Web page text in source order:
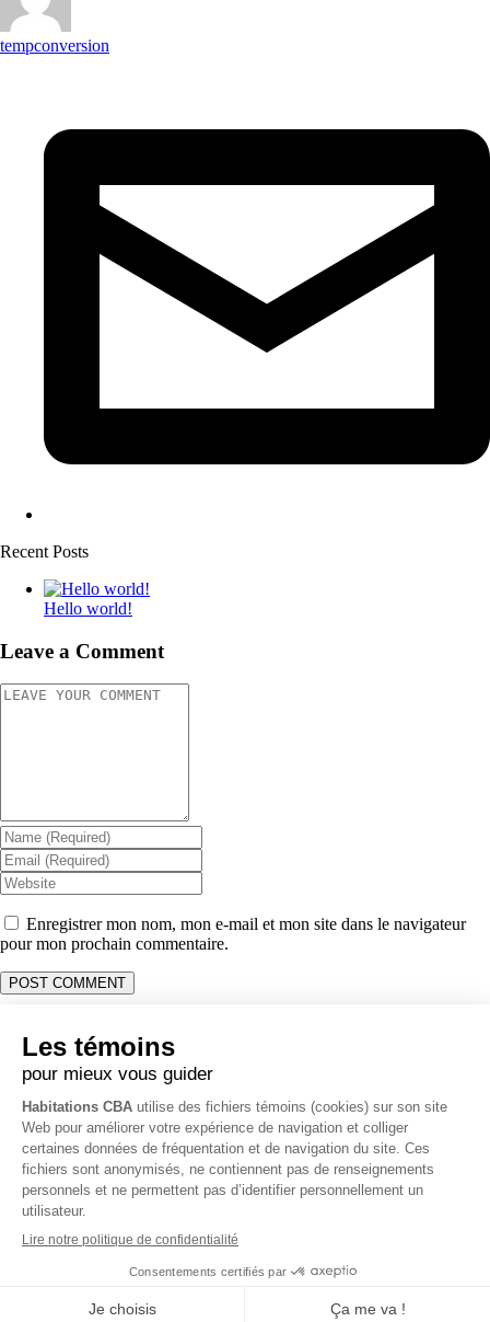
tempconversion
Recent Posts
Hello world!
Leave a Comment
Enregistrer mon nom, mon e-mail et mon site dans le navigateur
pour mon prochain commentaire.
Coordonnées
Opérations & Soumission:514 231-1915
Administration & Comptabilité:514 261-0058
Bureau:450 403-7376
3796 Rue O’Reilly, Carignan, QC J3L 4A7
info@habitationscba.com
Politique de vie privée
Tous droits réservés Habitations CBA ©
Création de site web